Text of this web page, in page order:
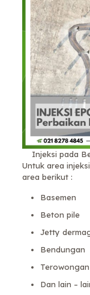
Injeksi pada
Untuk area
area berikut :
Basemen
Beton pile
Jetty
Bendungan
Terowongan
Dan lain –